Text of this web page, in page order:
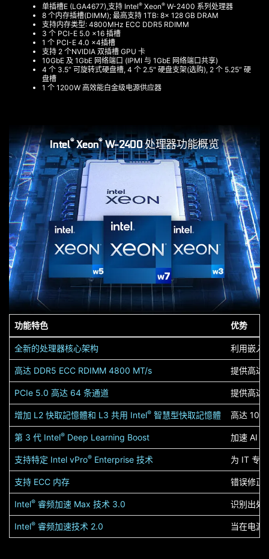
单插槽E (LGA4677),支持 Intel® Xeon® W-2400 系列处理器
8 个内存插槽(DIMM); 最高支持 1TB: 8x 128 GB DRAM
支持内存类型: 4800MHz ECC DDR5 RDIMM
3 个 PCI-E 5.0 x16 插槽
1 个 PCI-E 4.0 x4插槽
支持 2 个NVIDIA 双插槽 GPU 卡
10GbE 及 1GbE 网络端口 (IPMI 与 1GbE 网络端口共享)
4 个 3.5“ 可旋转式硬盘槽, 4 个 2.5" 硬盘支架(选购), 2 个 5.25“ 硬
盘槽
1 个 1200W 高效能白金级电源供应器
Intel®Xeon®W-2400 处理器功能概览
功能特色 优势
全新的处理器核心架构 利用嵌入
高达 DDR5 ECC RDIMM 4800 MT/s 提供高达
PCIe 5.0 高达 64 条通道 提供高达
增加 L2 快取記憶體和 L3 共用 Intel® 智慧型快取記憶體 高达
第 3 代 Intel® Deep Learning Boost 加速 AI
支持特定 Intel vPro® Enterprise 技术 为 IT 专
支持 ECC 内存 错误修正
Intel® 睿频加速 Max 技术 3.0 识别出处
Intel® 睿频加速技术 2.0 当在电源